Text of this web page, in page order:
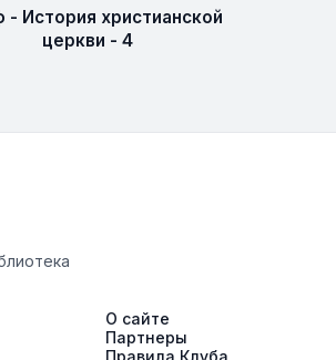
История христианской
церкви - 4
О сайте
Партнеры